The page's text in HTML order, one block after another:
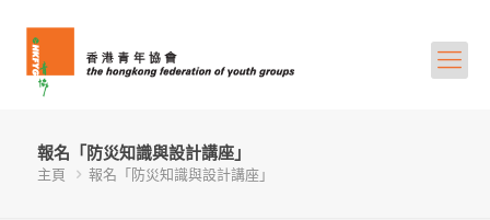
報名「防災知識與設計講座」
主頁 報名「防災知識與設計講座」